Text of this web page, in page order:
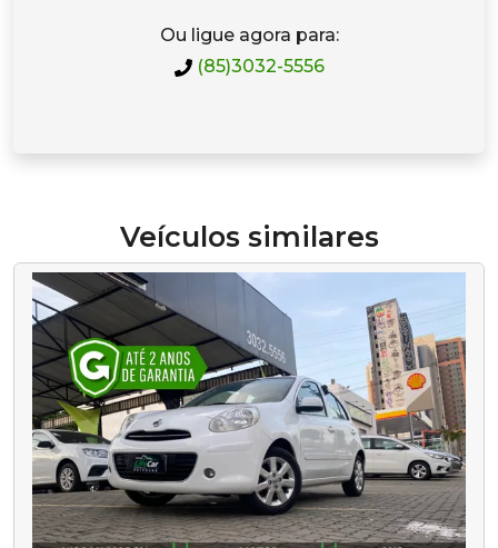
Ou ligue agora para:
(85)3032-5556
Veículos similares